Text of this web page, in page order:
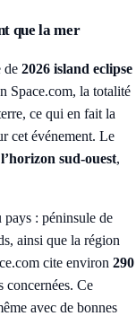
que la mer
de 2026 island eclipse
Space.com, la totalité
ce qui en fait la
cet événement. Le
sud-ouest,
pays : péninsule de
ainsi que la région
cite environ 290
concernées. Ce
avec de bonnes